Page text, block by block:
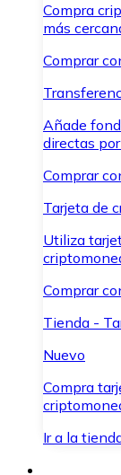
Compra
más
Comprar
Añade
directas
Comprar
Tarjeta de
Utiliza
Comprar
Tienda -
Nuevo
Compra
Ir a la